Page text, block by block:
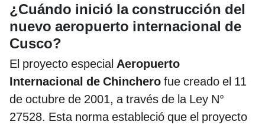
¿Cuándo inició la construcción del
nuevo aeropuerto internacional de
Cusco?
El proyecto especial Aeropuerto
Internacional de Chinchero fue creado el 11
de octubre de 2001, a través de la Ley N°
27528. Esta norma estableció que el proyecto